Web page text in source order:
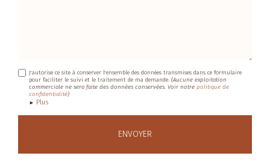
J'autorise ce site à conserver l'ensemble des données transmises dans ce formulaire
pour faciliter le suivi et le traitement de ma demande.(Aucune exploitation
commerciale ne sera faite des données conservées. Voir notrepolitique de
confidentialité)
Plus